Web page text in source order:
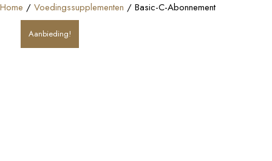
Home / Voedingssupplementen / Basic-C-Abonnement
Aanbieding!